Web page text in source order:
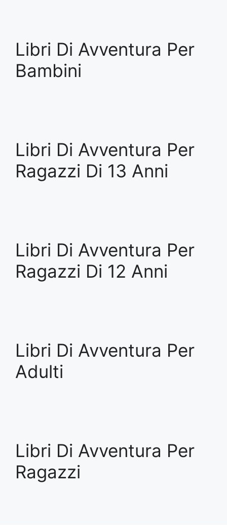
Libri Di Avventura Per
Bambini
Libri Di Avventura Per
Ragazzi Di 13 Anni
Libri Di Avventura Per
Ragazzi Di 12 Anni
Libri Di Avventura Per
Adulti
Libri Di Avventura Per
Ragazzi